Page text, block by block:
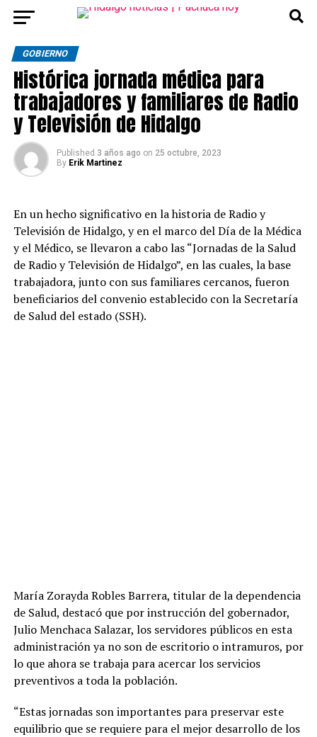
GOBIERNO
Histórica jornada médica para
trabajadores y familiares de Radio
y Televisión de Hidalgo
Published 3 años ago on 25 octubre, 2023
By Erik Martinez
En un hecho significativo en la historia de Radio y
Televisión de Hidalgo, y en el marco del Día de la Médica
y el Médico, se llevaron a cabo las “Jornadas de la Salud
de Radio y Televisión de Hidalgo”, en las cuales, la base
trabajadora, junto con sus familiares cercanos, fueron
beneficiarios del convenio establecido con la Secretaría
de Salud del estado (SSH).
María Zorayda Robles Barrera, titular de la dependencia
de Salud, destacó que por instrucción del gobernador,
Julio Menchaca Salazar, los servidores públicos en esta
administración ya no son de escritorio o intramuros, por
lo que ahora se trabaja para acercar los servicios
preventivos a toda la población.
“Estas jornadas son importantes para preservar este
equilibrio que se requiere para el mejor desarrollo de los